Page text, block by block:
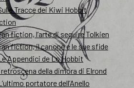
Tracce dei Kiwi Hobbit
fiction, l’arte di seguire Tolkien
fiction, il canone e le sue sfide
Appendici de Lo Hobbit
retroscena della dimora di Elrond
portatore dell’Anello